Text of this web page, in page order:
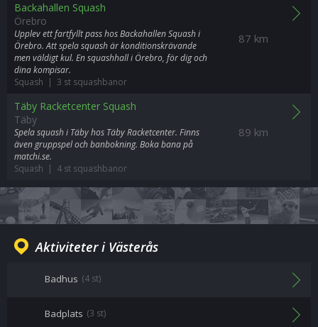
87 km
Backahallen Squash
Örebro
Upplev ett fartfyllt pass hos Backahallen Squash i
Örebro. Att spela squash är konditionskrävande
men väldigt kul. En squashhall i Örebro, för dig och
dina kompisar.
Squash | 3 st squashbanor
89 km
Täby Racketcenter Squash
Täby
Spela squash i Täby hos Täby Racketcenter. Finns
även gruppspel och banbokning. Boka bana på
matchi.se.
Squash | 4 st squashbanor
Aktiviteter i Västerås
Badhus (4 st)
Badplats (3 st)